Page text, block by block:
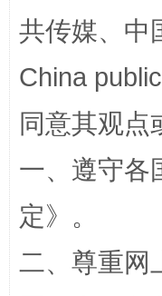
漫山遍野的桃花与
共传媒、中
China
同意其观点
一、遵守各
定》。
二、尊重网